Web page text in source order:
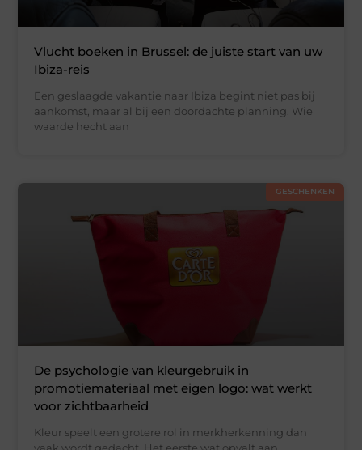
Vlucht boeken in Brussel: de juiste start van uw
Ibiza-reis
Een geslaagde vakantie naar Ibiza begint niet pas bij
aankomst, maar al bij een doordachte planning. Wie
waarde hecht aan
GESCHENKEN
De psychologie van kleurgebruik in
promotiemateriaal met eigen logo: wat werkt
voor zichtbaarheid
Kleur speelt een grotere rol in merkherkenning dan